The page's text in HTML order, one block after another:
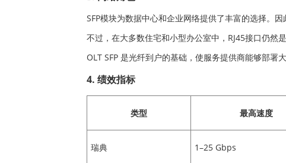
SFP模块为数据中心和企业网络提供了丰富的选择。
不过，在大多数住宅和小型办公室中，RJ45接口仍然
OLT SFP 是光纤到户的基础，使服务提供商能够部署
4. 绩效指标
类型 最高速度
瑞典 1–25 Gbps